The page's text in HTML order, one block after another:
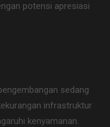
potensi apresiasi
sedang
infrastruktur
kenyamanan.